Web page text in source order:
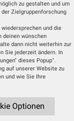
Nächste
nahtlos in
Home
zu gestalten und um
Zielgruppenforschung
und die
deinen wünschen
dann nicht weiterhin zur
Sie jederzeit ändern. In
dieses Popup".
auf unserer Website zu
und wie Sie Ihre
Optionen